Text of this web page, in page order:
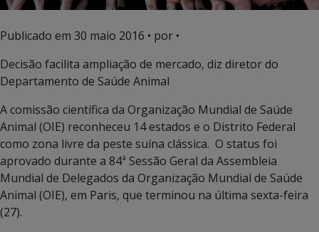
Publicado em 30 maio 2016 • por •
Decisão facilita ampliação de mercado, diz diretor do
Departamento de Saúde Animal
A comissão científica da Organização Mundial de Saúde
Animal (OIE) reconheceu 14 estados e o Distrito Federal
como zona livre da peste suína clássica. O status foi
aprovado durante a 84ª Sessão Geral da Assembleia
Mundial de Delegados da Organização Mundial de Saúde
Animal (OIE), em Paris, que terminou na última sexta-feira
(27).